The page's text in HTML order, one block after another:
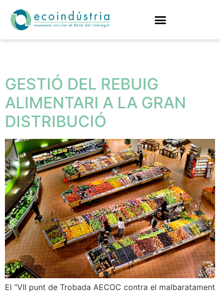
GESTIÓ DEL REBUIG
ALIMENTARI A LA GRAN
DISTRIBUCIÓ
El “VII punt de Trobada AECOC contra el malbaratament